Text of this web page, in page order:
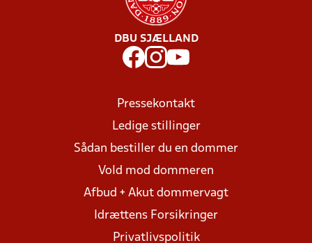
DBU SJÆLLAND
Pressekontakt
Ledige stillinger
Sådan bestiller du en dommer
Vold mod dommeren
Afbud + Akut dommervagt
Idrættens Forsikringer
Privatlivspolitik